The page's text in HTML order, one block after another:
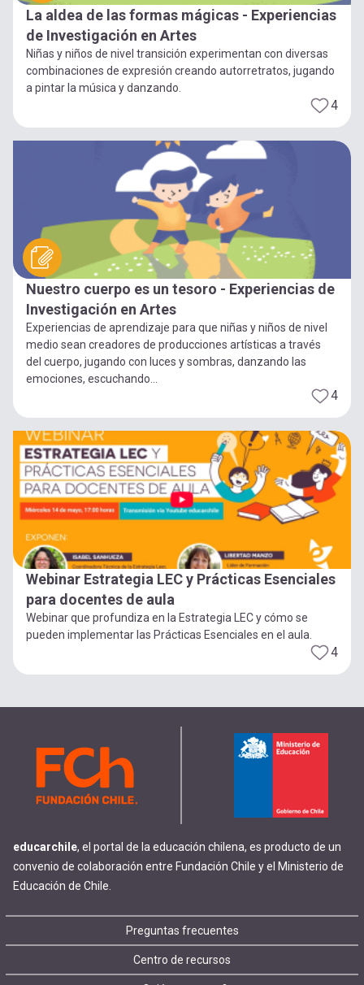
La aldea de las formas mágicas - Experiencias
de Investigación en Artes
Niñas y niños de nivel transición experimentan con diversas
combinaciones de expresión creando autorretratos, jugando
a pintar la música y danzando.
4
Nuestro cuerpo es un tesoro - Experiencias de
Investigación en Artes
Experiencias de aprendizaje para que niñas y niños de nivel
medio sean creadores de producciones artísticas a través
del cuerpo, jugando con luces y sombras, danzando las
emociones, escuchando...
4
Webinar Estrategia LEC y Prácticas Esenciales
para docentes de aula
Webinar que profundiza en la Estrategia LEC y cómo se
pueden implementar las Prácticas Esenciales en el aula.
4
educarchile, el portal de la educación chilena, es producto de un
convenio de colaboración entre Fundación Chile y el Ministerio de
Educación de Chile.
Footer
Preguntas frecuentes
Centro de recursos